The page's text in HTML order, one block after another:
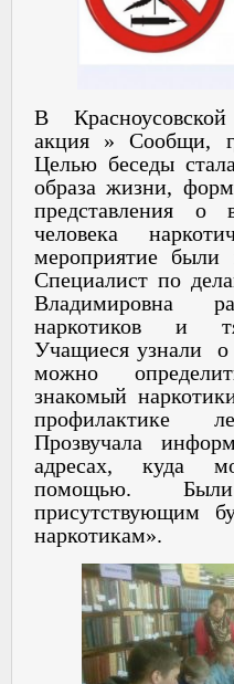
В
акция » Сообщи,
Целью беседы
образа жизни,
представления о
человека
мероприятие были
Специалист по
Владимировна
наркотиков и
Учащиеся узнали о
можно
знакомый
профилактике
Прозвучала
адресах, куда
помощью.
присутствующим
наркотикам».